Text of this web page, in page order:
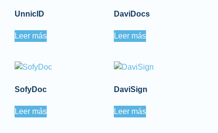
UnnicID
Leer más
DaviDocs
Leer más
SofyDoc
Leer más
DaviSign
Leer más